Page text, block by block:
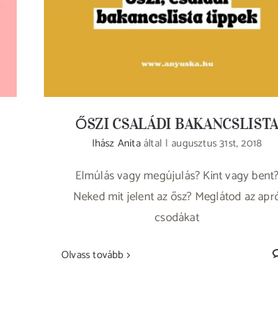
ŐSZI CSALÁDI BAKANCSLISTA
Ihász Anitaáltal | augusztus 31st, 2018
Elmúlás vagy megújulás? Kint vagy bent?
Neked mit jelent az ősz? Meglátod az
csodákat
Olvass tovább